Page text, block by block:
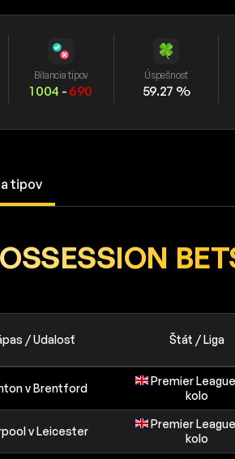
Bilancia tipov
1 004 - 690
Úspešnosť
59.27 %
tipov
/ Udalosť Štát / Liga
v Brentford
Premier League
kolo
v Leicester
Premier League
kolo